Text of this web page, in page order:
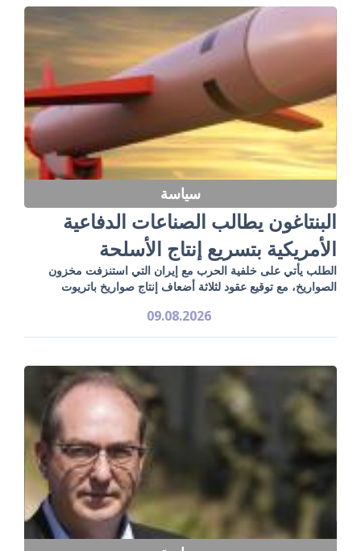
سياسة
البنتاغون يطالب الصناعات الدفاعية
الأمريكية بتسريع إنتاج الأسلحة
الطلب يأتي على خلفية الحرب مع إيران التي استنزفت مخزون
الصواريخ، مع توقيع عقود لثلاثة أضعاف إنتاج صواريخ باتريوت
09.08.2026